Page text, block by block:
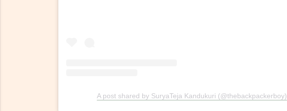
A post shared by SuryaTeja Kandukuri (@thebackpackerboy)